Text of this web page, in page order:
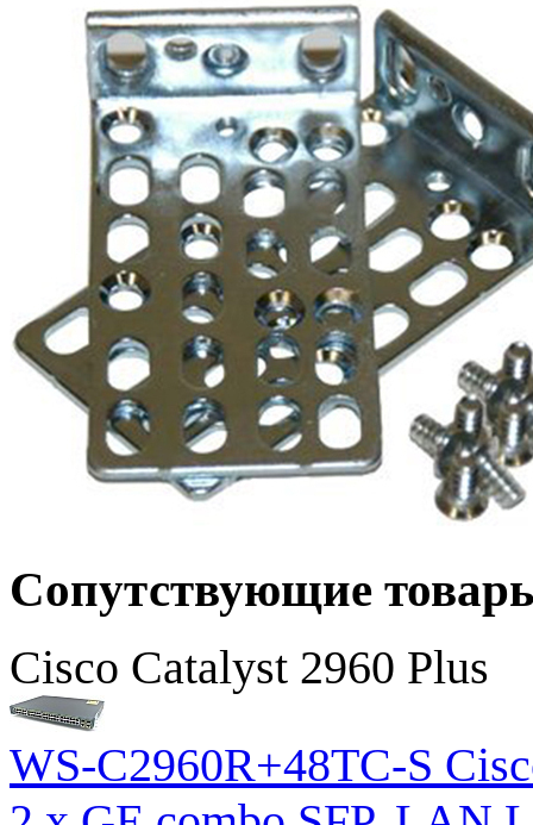
Сопутствующие
Cisco Catalyst 2960 Plus
WS-C2960R+48TC-S